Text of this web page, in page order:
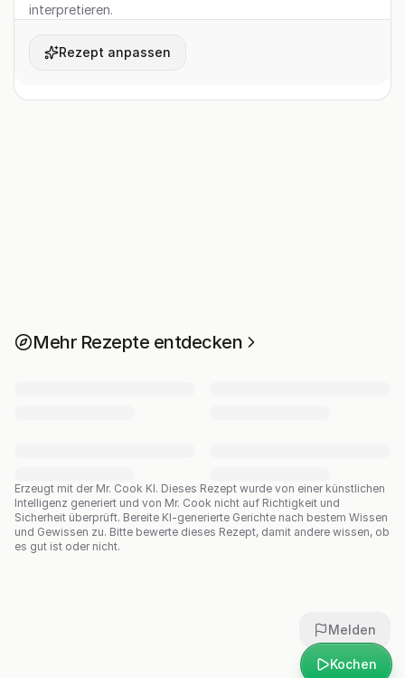
Kochen
interpretieren.
Rezept anpassen
Mehr Rezepte entdecken
Erzeugt mit der Mr. Cook KI. Dieses Rezept wurde von einer künstlichen
Intelligenz generiert und von Mr. Cook nicht auf Richtigkeit und
Sicherheit überprüft. Bereite KI-generierte Gerichte nach bestem Wissen
und Gewissen zu. Bitte bewerte dieses Rezept, damit andere wissen, ob
es gut ist oder nicht.
Melden